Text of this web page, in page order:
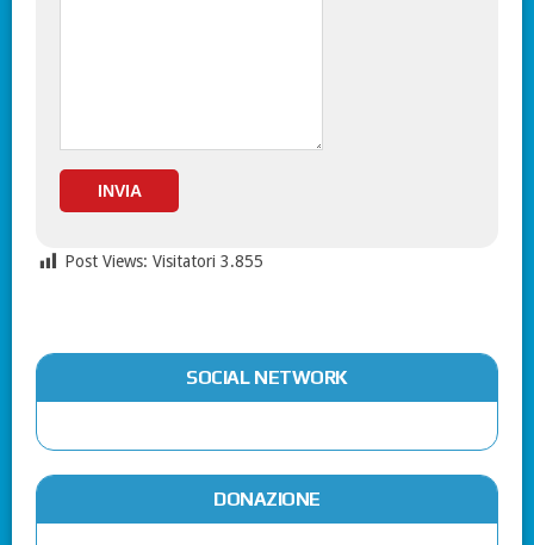
Post Views: Visitatori 3.855
SOCIAL NETWORK
DONAZIONE